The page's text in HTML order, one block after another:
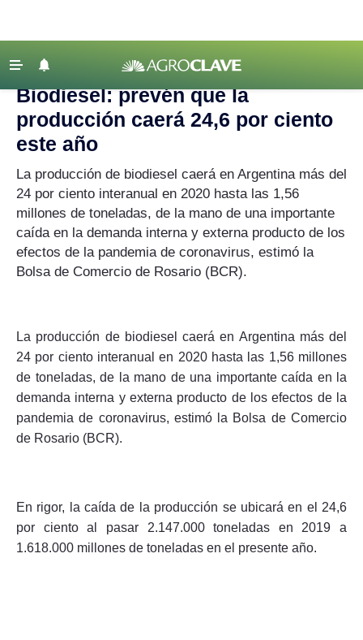
Agricultura
Ganadería
Lechería
Tecnología
Maquinaria agrícola
Agenda
Regionales
Agronegocios
Mercados
‹ VOLVER
Agroclave
Biodiesel: prevén que la
producción caerá 24,6 por ciento
este año
La producción de biodiesel caerá en Argentina más del
24 por ciento interanual en 2020 hasta las 1,56
millones de toneladas, de la mano de una importante
caída en la demanda interna y externa producto de los
efectos de la pandemia de coronavirus, estimó la
Bolsa de Comercio de Rosario (BCR).
La producción de biodiesel caerá en Argentina más del
24 por ciento interanual en 2020 hasta las 1,56 millones
de toneladas, de la mano de una importante caída en la
demanda interna y externa producto de los efectos de la
pandemia de coronavirus, estimó la Bolsa de Comercio
de Rosario (BCR).
En rigor, la caída de la producción se ubicará en el 24,6
por ciento al pasar 2.147.000 toneladas en 2019 a
1.618.000 millones de toneladas en el presente año.